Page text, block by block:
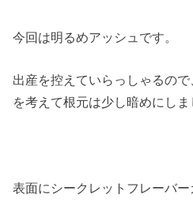
今回は明るめアッシュです。
出産を控えていらっしゃるの
を考えて根元は少し暗めにしま
表面にシークレットフレーバ